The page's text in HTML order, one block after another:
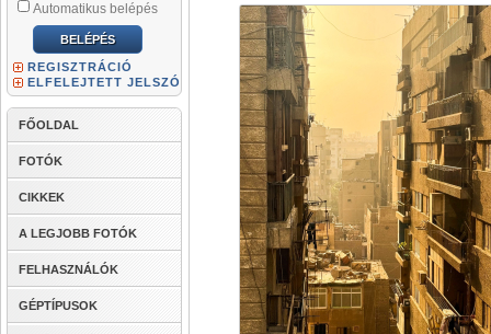
Automatikus belépés
REGISZTRÁCIÓ
ELFELEJTETT JELSZÓ
FŐOLDAL
FOTÓK
CIKKEK
A LEGJOBB FOTÓK
FELHASZNÁLÓK
GÉPTÍPUSOK